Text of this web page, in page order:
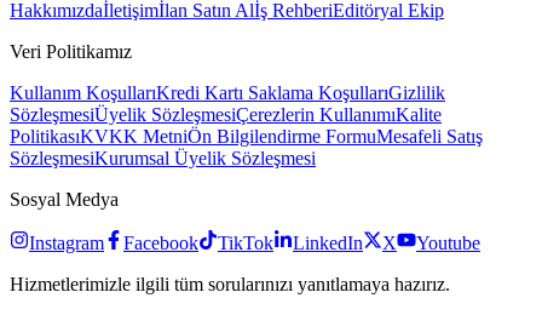
Hakkımızdaİletişimİlan Satın Alİş RehberiEditöryal Ekip
Veri Politikamız
Kullanım KoşullarıKredi Kartı Saklama KoşullarıGizlilik
SözleşmesiÜyelik SözleşmesiÇerezlerin KullanımıKalite
PolitikasıKVKK MetniÖn Bilgilendirme FormuMesafeli Satış
SözleşmesiKurumsal Üyelik Sözleşmesi
Sosyal Medya
Instagram Facebook TikTok LinkedIn X
Youtube
Hizmetlerimizle ilgili tüm sorularınızı yanıtlamaya hazırız.